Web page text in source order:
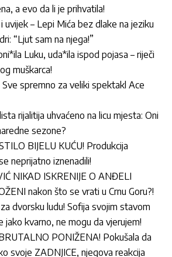
a evo da li je prihvatila!
uvijek – Lepi Mića bez dlake na jeziku
“Ljut sam na njega!”
Luku, uda*ila ispod pojasa – riječi
muškarca!
Sve spremno za veliki spektakl Ace
rijalitija uhvaćeno na licu mjesta: Oni
sezone?
BIJELU KUĆU! Produkcija
neprijatno iznenadili!
NIKAD ISKRENIJE O ANĐELI
nakon što se vrati u Crnu Goru?!
dvorsku ludu! Sofija svojim stavom
jako kvarno, ne mogu da vjerujem!
PONIŽENA! Pokušala da
svoje ZADNJICE, njegova reakcija